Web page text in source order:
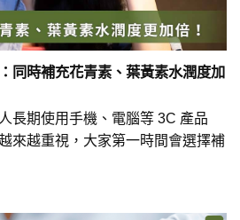
同時補充花青素、葉黃素水潤度加
長期使用手機、電腦等 3C 產品
來越重視，大家第一時間會選擇補